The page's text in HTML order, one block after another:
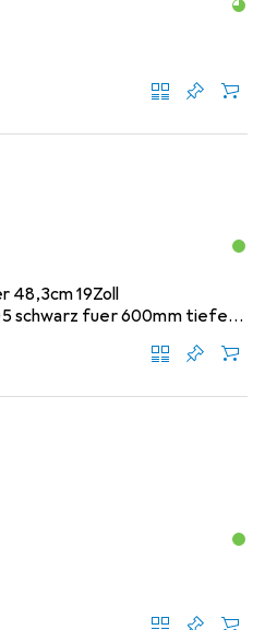
48,3cm 19Zoll
schwarz fuer 600mm tiefe